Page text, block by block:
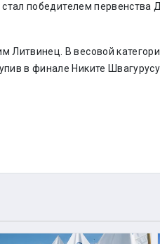
победителем первенства
Литвинец. В весовой
в финале Никите